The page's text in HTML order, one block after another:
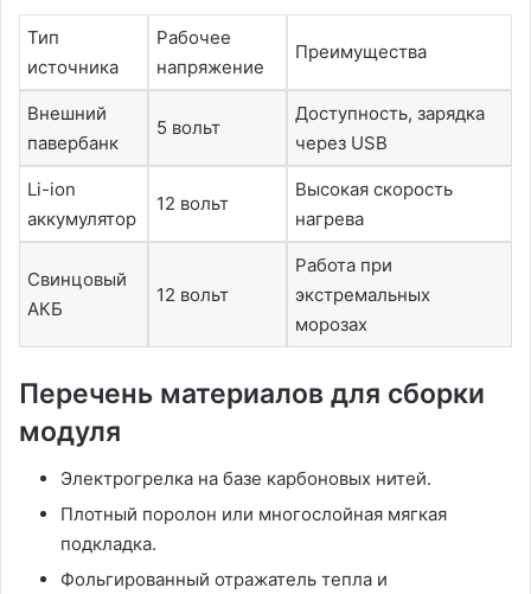
Тип
источника
Рабочее
напряжение
Преимущества
Внешний
павербанк
5 вольт
Доступность, зарядка
через USB
Li-ion
аккумулятор
12 вольт
Высокая скорость
нагрева
Свинцовый
АКБ
12 вольт
Работа при
экстремальных
морозах
Перечень материалов для сборки
модуля
Электрогрелка на базе карбоновых нитей.
Плотный поролон или многослойная мягкая
подкладка.
Фольгированный отражатель тепла и